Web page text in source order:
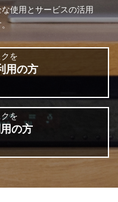
使用とサービスの活用
。
を
用の方
を
の方